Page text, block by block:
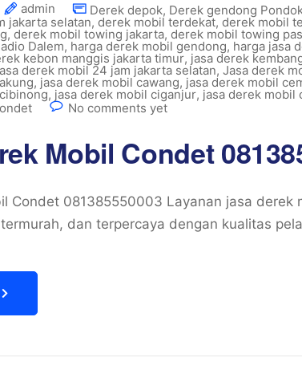
admin Derek depok, Derek gendong
jakarta selatan, derek mobil terdekat, derek mobil
, derek mobil towing jakarta, derek mobil towing
Dalem, harga derek mobil gendong, harga jasa
kebon manggis jakarta timur, jasa derek
derek mobil 24 jam jakarta selatan, Jasa derek
, jasa derek mobil cawang, jasa derek mobil
, jasa derek mobil ciganjur, jasa derek mobil
No comments yet
Mobil Condet
Condet 081385550003 Layanan jasa derek
dan terpercaya dengan kualitas